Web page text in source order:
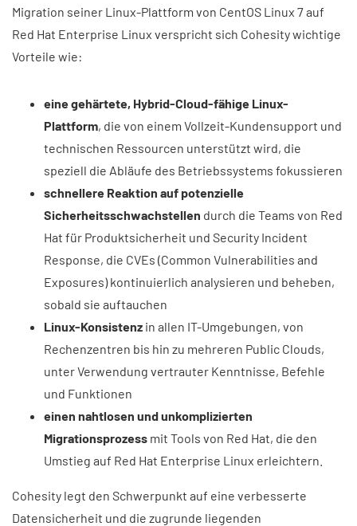
Migration seiner Linux-Plattform von CentOS Linux 7 auf
Red Hat Enterprise Linux verspricht sich Cohesity wichtige
Vorteile wie:
eine gehärtete, Hybrid-Cloud-fähige Linux-
Plattform, die von einem Vollzeit-Kundensupport und
technischen Ressourcen unterstützt wird, die
speziell die Abläufe des Betriebssystems fokussieren
schnellere Reaktion auf potenzielle
Sicherheitsschwachstellen durch die Teams von Red
Hat für Produktsicherheit und Security Incident
Response, die CVEs (Common Vulnerabilities and
Exposures) kontinuierlich analysieren und beheben,
sobald sie auftauchen
Linux-Konsistenz in allen IT-Umgebungen, von
Rechenzentren bis hin zu mehreren Public Clouds,
unter Verwendung vertrauter Kenntnisse, Befehle
und Funktionen
einen nahtlosen und unkomplizierten
Migrationsprozess mit Tools von Red Hat, die den
Umstieg auf Red Hat Enterprise Linux erleichtern.
Cohesity legt den Schwerpunkt auf eine verbesserte
Datensicherheit und die zugrunde liegenden